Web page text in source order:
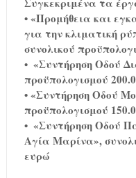
•«Προμήθεια και
για την κλιματική
συνολικού
• «Συντήρηση Οδού
προϋπολογισμού
•«Συντήρηση Οδού
προϋπολογισμού
• «Συντήρηση Οδού
Αγία Μαρίνα»,
ευρώ